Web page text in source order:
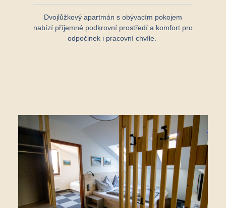
Dvojlůžkový apartmán s obývacím pokojem
nabízí příjemné podkrovní prostředí a komfort pro
odpočinek i pracovní chvíle.